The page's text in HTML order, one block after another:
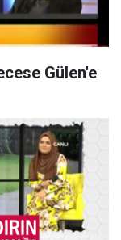
Gülen'e